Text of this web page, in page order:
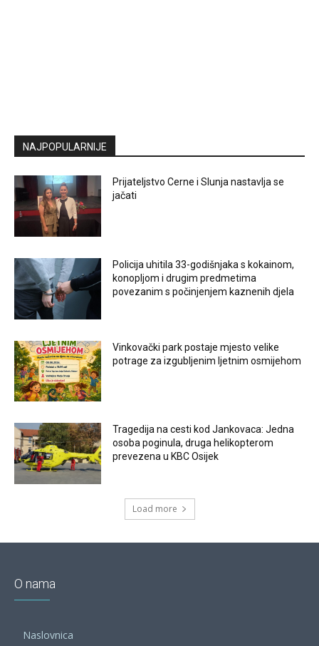
NAJPOPULARNIJE
Prijateljstvo Cerne i Slunja nastavlja se
jačati
Policija uhitila 33-godišnjaka s kokainom,
konopljom i drugim predmetima
povezanim s počinjenjem kaznenih djela
Vinkovački park postaje mjesto velike
potrage za izgubljenim ljetnim osmijehom
Tragedija na cesti kod Jankovaca: Jedna
osoba poginula, druga helikopterom
prevezena u KBC Osijek
Load more
O nama
Naslovnica